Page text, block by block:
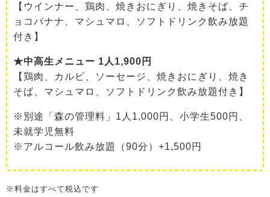
【ウインナー、鶏肉、焼きおにぎり、焼きそば、チ
ョコバナナ、マシュマロ、ソフトドリンク飲み放題
付き】
★中高生メニュー 1人1,900円
【鶏肉、カルビ、ソーセージ、焼きおにぎり、焼き
そば、マシュマロ、ソフトドリンク飲み放題付き】
※別途「森の管理料」1人1,000円、小学生500円、
未就学児無料
※アルコール飲み放題（90分）+1,500円
※料金はすべて税込です